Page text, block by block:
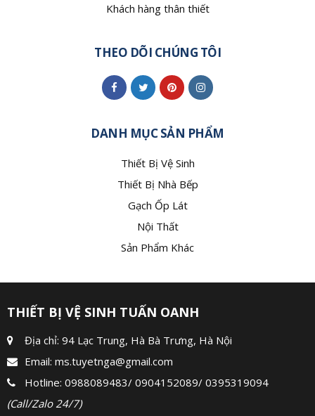
Khách hàng thân thiết
THEO DÕI CHÚNG TÔI
DANH MỤC SẢN PHẨM
Thiết Bị Vệ Sinh
Thiết Bị Nhà Bếp
Gạch Ốp Lát
Nội Thất
Sản Phẩm Khác
THIẾT BỊ VỆ SINH TUẤN OANH
Địa chỉ: 94 Lạc Trung, Hà Bà Trưng, Hà Nội
Email: ms.tuyetnga@gmail.com
Hotline: 0988089483/ 0904152089/ 0395319094
(Call/Zalo 24/7)